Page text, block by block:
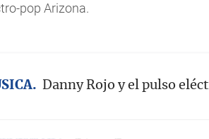
pop Arizona.
Danny Rojo y el pulso